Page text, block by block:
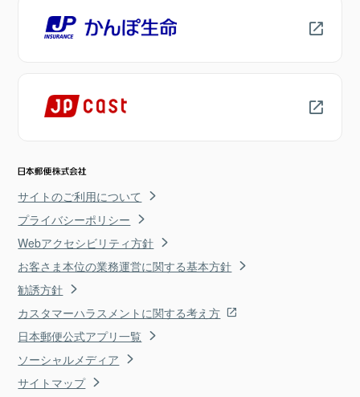
サイトのご利用について
プライバシーポリシー
Webアクセシビリティ方針
お客さま本位の業務運営に関する基本方針
勧誘方針
カスタマーハラスメントに関する考え方
日本郵便公式アプリ一覧
ソーシャルメディア
サイトマップ